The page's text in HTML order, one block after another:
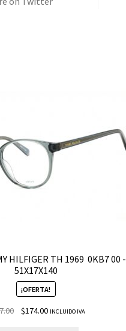
HILFIGER TH 1969 ­ 0KB7 00
51X17X140
¡OFERTA!
$174.00 INCLUIDO IVA